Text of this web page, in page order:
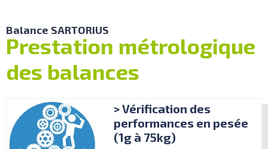
Balance SARTORIUS
Prestation métrologique
des balances
> Vérification des
performances en pesée
(1g à 75kg)